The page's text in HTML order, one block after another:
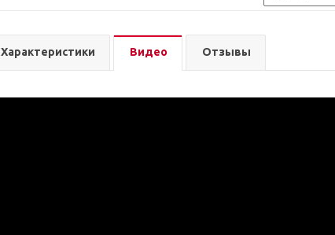
Характеристики Видео Отзывы